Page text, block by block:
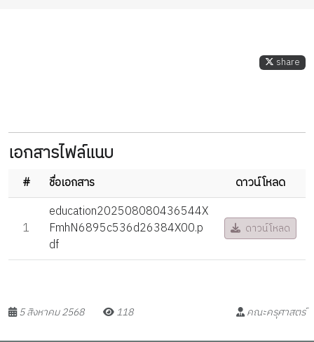
share
เอกสารไฟล์แนบ
# ชื่อเอกสาร ดาวน์โหลด
1
education202508080436544X
FmhN6895c536d26384X00.p
df
ดาวน์โหลด
5 สิงหาคม 2568 118 คณะครุศาสตร์